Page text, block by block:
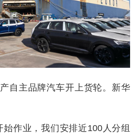
自主品牌汽车开上货轮。新华
始作业，我们安排近100人分组